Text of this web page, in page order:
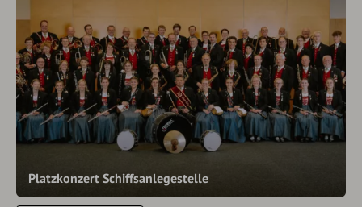
Platzkonzert Schiffsanlegestelle